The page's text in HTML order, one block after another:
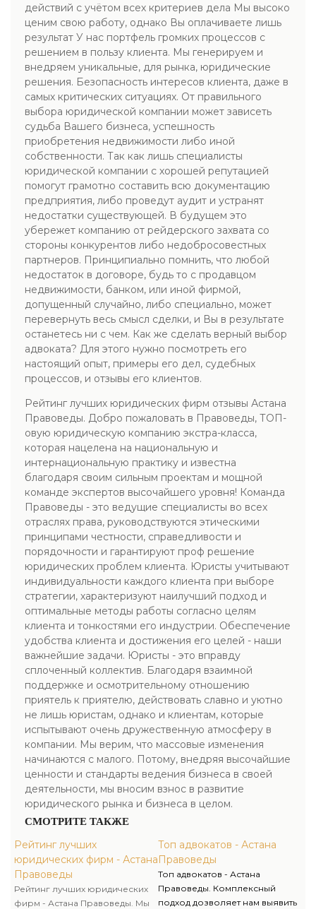
действий с учётом всех критериев дела Мы высоко
ценим свою работу, однако Вы оплачиваете лишь
результат У нас портфель громких процессов с
решением в пользу клиента. Мы генерируем и
внедряем уникальные, для рынка, юридические
решения. Безопасность интересов клиента, даже в
самых критических ситуациях. От правильного
выбора юридической компании может зависеть
судьба Вашего бизнеса, успешность
приобретения недвижимости либо иной
собственности. Так как лишь специалисты
юридической компании с хорошей репутацией
помогут грамотно составить всю документацию
предприятия, либо проведут аудит и устранят
недостатки существующей. В будущем это
убережет компанию от рейдерского захвата со
стороны конкурентов либо недобросовестных
партнеров. Принципиально помнить, что любой
недостаток в договоре, будь то с продавцом
недвижимости, банком, или иной фирмой,
допущенный случайно, либо специально, может
перевернуть весь смысл сделки, и Вы в результате
останетесь ни с чем. Как же сделать верный выбор
адвоката? Для этого нужно посмотреть его
настоящий опыт, примеры его дел, судебных
процессов, и отзывы его клиентов.
Рейтинг лучших юридических фирм отзывы Астана
Правоведы. Добро пожаловать в Правоведы, ТОП-
овую юридическую компанию экстра-класса,
которая нацелена на национальную и
интернациональную практику и известна
благодаря своим сильным проектам и мощной
команде экспертов высочайшего уровня! Команда
Правоведы - это ведущие специалисты во всех
отраслях права, руководствуются этическими
принципами честности, справедливости и
порядочности и гарантируют проф решение
юридических проблем клиента. Юристы учитывают
индивидуальности каждого клиента при выборе
стратегии, характеризуют наилучший подход и
оптимальные методы работы согласно целям
клиента и тонкостями его индустрии. Обеспечение
удобства клиента и достижения его целей - наши
важнейшие задачи. Юристы - это вправду
сплоченный коллектив. Благодаря взаимной
поддержке и осмотрительному отношению
приятель к приятелю, действовать славно и уютно
не лишь юристам, однако и клиентам, которые
испытывают очень дружественную атмосферу в
компании. Мы верим, что массовые изменения
начинаются с малого. Потому, внедряя высочайшие
ценности и стандарты ведения бизнеса в своей
деятельности, мы вносим взнос в развитие
юридического рынка и бизнеса в целом.
СМОТРИТЕ ТАКЖЕ
Рейтинг лучших
юридических фирм - Астана
Правоведы
Рейтинг лучших юридических
фирм - Астана Правоведы. Мы
Топ адвокатов - Астана
Правоведы
Топ адвокатов - Астана
Правоведы. Комплексный
подход дозволяет нам выявить